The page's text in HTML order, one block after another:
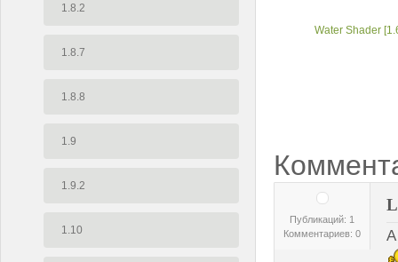
1.8.2
1.8.7
1.8.8
1.9
1.9.2
1.10
Water Shader
Публикаций: 1
Комментариев: 0
А